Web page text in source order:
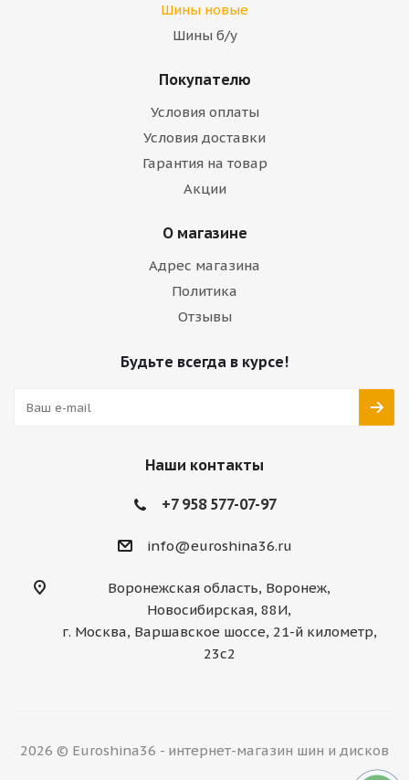
Шины новые
Шины б/у
Покупателю
Условия оплаты
Условия доставки
Гарантия на товар
Акции
О магазине
Адрес магазина
Политика
Отзывы
Будьте всегда в курсе!
Наши контакты
+7 958 577-07-97
info@euroshina36.ru
Воронежская область, Воронеж,
Новосибирская, 88И,
г. Москва, Варшавское шоссе, 21-й километр,
23с2
2026 © Euroshina36 - интернет-магазин шин и дисков